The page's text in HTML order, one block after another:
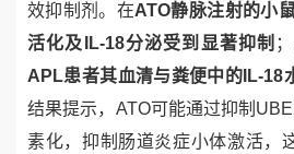
效抑制剂。在ATO静脉注射的小
活化及 IL-18分泌受到显著抑制
APL患者其血清与粪便中的 IL-18
结果提示， ATO可能通过抑制
素化，抑制肠道炎症小体激活，